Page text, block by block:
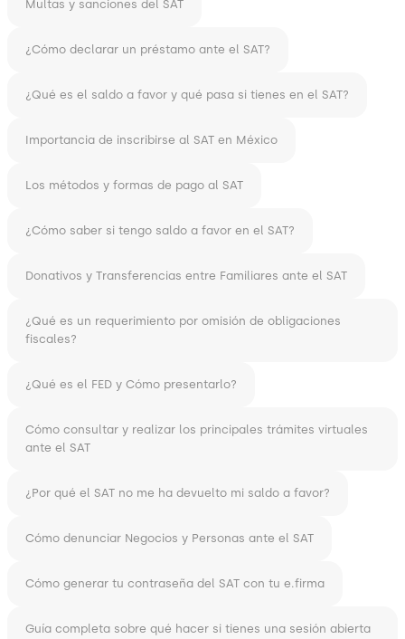
Multas y sanciones del SAT
¿Cómo declarar un préstamo ante el SAT?
¿Qué es el saldo a favor y qué pasa si tienes en el SAT?
Importancia de inscribirse al SAT en México
Los métodos y formas de pago al SAT
¿Cómo saber si tengo saldo a favor en el SAT?
Donativos y Transferencias entre Familiares ante el SAT
¿Qué es un requerimiento por omisión de obligaciones
fiscales?
¿Qué es el FED y Cómo presentarlo?
Cómo consultar y realizar los principales trámites virtuales
ante el SAT
¿Por qué el SAT no me ha devuelto mi saldo a favor?
Cómo denunciar Negocios y Personas ante el SAT
Cómo generar tu contraseña del SAT con tu e.firma
Guía completa sobre qué hacer si tienes una sesión abierta